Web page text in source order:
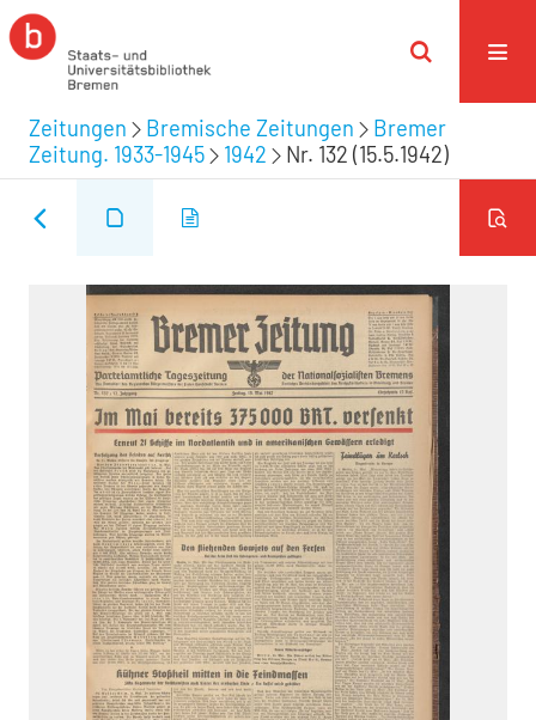
Zeitungen Bremische Zeitungen
Bremer
Zeitung. 1933-1945
1942 Nr. 132 (15.5.1942)